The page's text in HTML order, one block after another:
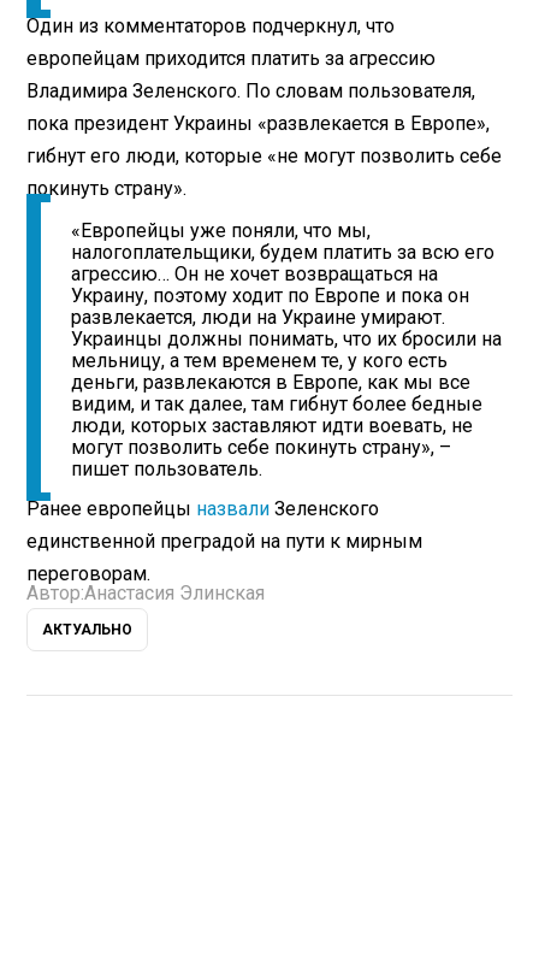
Один из комментаторов подчеркнул, что
европейцам приходится платить за агрессию
Владимира Зеленского. По словам пользователя,
пока президент Украины «развлекается в Европе»,
гибнут его люди, которые «не могут позволить себе
покинуть страну».
«Европейцы уже поняли, что мы,
налогоплательщики, будем платить за всю его
агрессию… Он не хочет возвращаться на
Украину, поэтому ходит по Европе и пока он
развлекается, люди на Украине умирают.
Украинцы должны понимать, что их бросили на
мельницу, а тем временем те, у кого есть
деньги, развлекаются в Европе, как мы все
видим, и так далее, там гибнут более бедные
люди, которых заставляют идти воевать, не
могут позволить себе покинуть страну», –
пишет пользователь.
Ранее европейцы назвалиЗеленского
единственной преградой на пути к мирным
переговорам.
Автор:Анастасия Элинская
АКТУАЛЬНО